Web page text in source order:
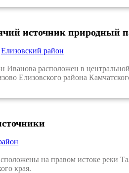
источник природный
Елизовский район
расположен в
Елизовского района
на правом истоке реки
края.